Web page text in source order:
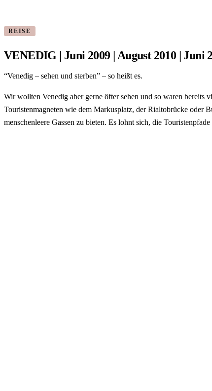
REISE
VENEDIG | Juni 2009 | August 2010 | Juni
“Venedig – sehen und sterben” – so heißt es.
Wir wollten Venedig aber gerne öfter sehen und so waren bereits
Touristenmagneten wie dem Markusplatz, der Rialtobrücke oder
menschenleere Gassen zu bieten. Es lohnt sich, die